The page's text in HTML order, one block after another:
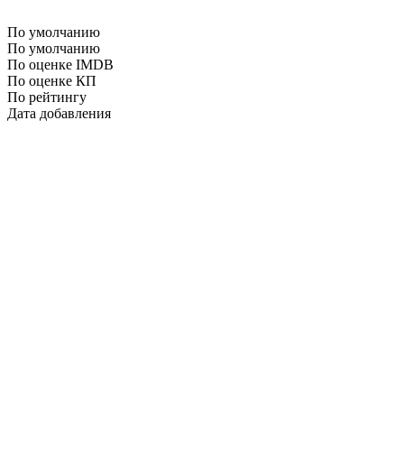
По умолчанию
По умолчанию
По оценке IMDB
По оценке КП
По рейтингу
Дата добавления